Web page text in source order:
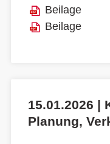
Beilage
Beilage
15.01.2026 |
Planung,